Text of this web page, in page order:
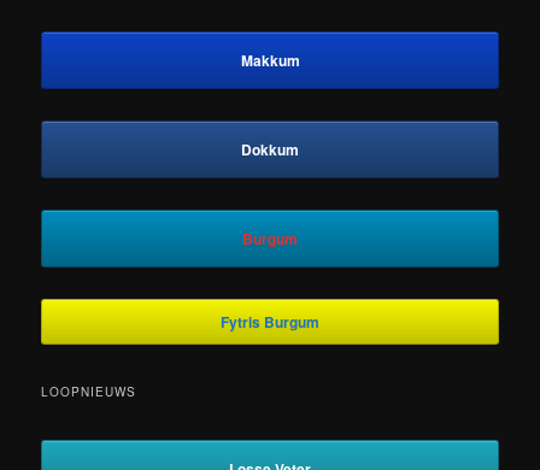
Makkum
Dokkum
Burgum
Fytris Burgum
LOOPNIEUWS